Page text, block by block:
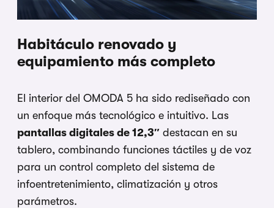
Habitáculo renovado y
equipamiento más completo
El interior del OMODA 5 ha sido rediseñado con
un enfoque más tecnológico e intuitivo. Las
pantallas digitales de 12,3″ destacan en su
tablero, combinando funciones táctiles y de voz
para un control completo del sistema de
infoentretenimiento, climatización y otros
parámetros.